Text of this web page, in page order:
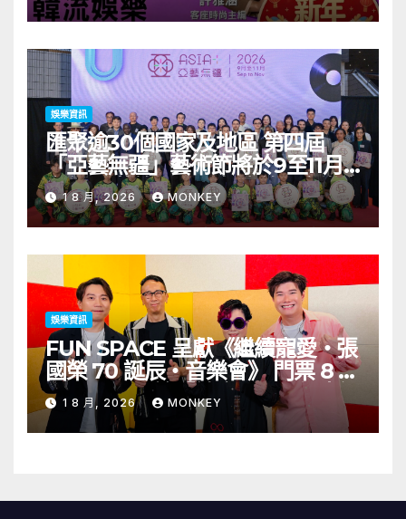
娛樂資訊
匯聚逾30個國家及地區 第四屆
「亞藝無疆」藝術節將於9至11月
舉行 開幕節目《三角演義》音樂會
演出陣容包括王雙駿夥拍恭碩良 聯
同來自蒙古的Uuhai、韓國的
KARDI和泰國的KIKI震懾舞台
1 8 月, 2026 MONKEY
娛樂資訊
FUN SPACE 呈獻《繼續寵愛・張
國榮 70 誕辰・音樂會》 門票 8 月
1 日至 10 日於「健康．旦」優先訂
購
1 8 月, 2026 MONKEY